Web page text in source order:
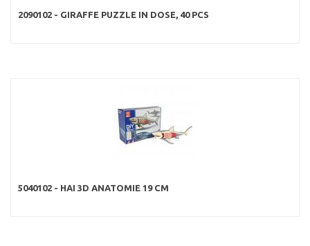
2090102 - GIRAFFE PUZZLE IN DOSE, 40 PCS
5040102 - HAI 3D ANATOMIE 19 CM